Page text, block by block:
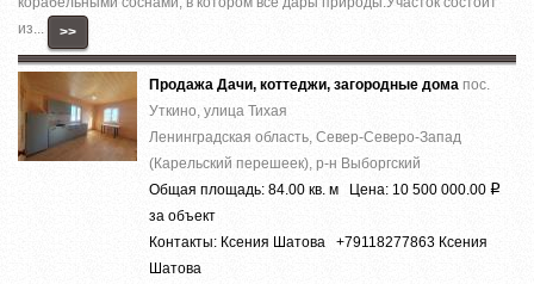
из...
>>
Продажа Дачи, коттеджи, загородные дома пос.
Уткино, улица Тихая
Ленинградская область, Север-Северо-Запад
(Карельский перешеек), р-н Выборгский
Общая площадь: 84.00 кв. м Цена: 10 500 000.00 Р
за объект
Контакты: Ксения Шатова +79118277863 Ксения
Шатова